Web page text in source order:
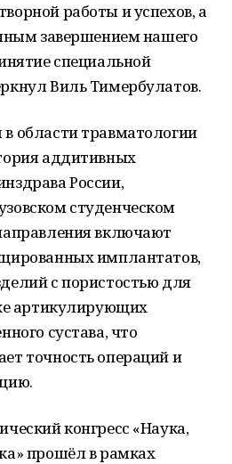
работы и успехов, а
завершением нашего
специальной
Виль Тимербулатов.
области травматологии
аддитивных
России,
студенческом
включают
имплантатов,
с пористостью для
артикулирующих
сустава, что
точность операций и
конгресс «Наука,
прошёл в рамках